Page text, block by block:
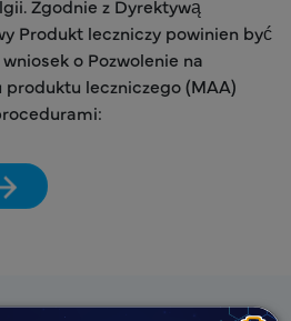
Zgodnie z Dyrektywą
Produkt leczniczy powinien być
o Pozwolenie na
leczniczego (MAA)